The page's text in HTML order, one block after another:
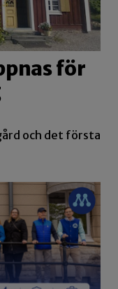
för
och det första